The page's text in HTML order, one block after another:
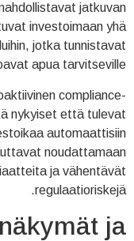
jatkuvan
investoimaan yhä
jotka tunnistavat
apua tarvitseville.
compliance-
nykyiset että tulevat
automaattisiin
noudattamaan
ja vähentävät
regulaatioriskejä.
ja